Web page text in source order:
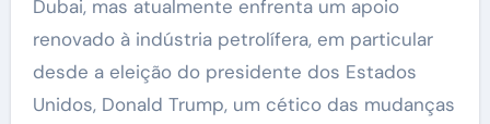
Dubai, mas atualmente enfrenta um apoio
renovado à indústria petrolífera, em particular
desde a eleição do presidente dos Estados
Unidos, Donald Trump, um cético das mudanças